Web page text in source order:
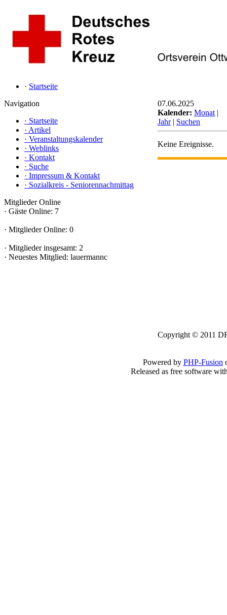
· Startseite
Navigation
· Startseite
· Artikel
· Veranstaltungskalender
· Weblinks
· Kontakt
· Suche
· Impressum & Kontakt
· Sozialkreis - Seniorennachmittag
Mitglieder Online
· Gäste Online: 7
· Mitglieder Online: 0
· Mitglieder insgesamt: 2
· Neuestes Mitglied: lauermannc
07.06.2025
Kalender: Monat |
Jahr| Suchen
Keine Ereignisse.
Copyright © 2011
Powered by PHP-Fusion
Released as free software